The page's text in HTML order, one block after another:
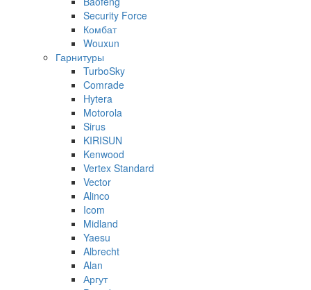
Security Force
Комбат
Wouxun
Гарнитуры
TurboSky
Comrade
Hytera
Motorola
Sirus
KIRISUN
Kenwood
Vertex Standard
Vector
Alinco
Icom
Midland
Yaesu
Albrecht
Alan
Аргут